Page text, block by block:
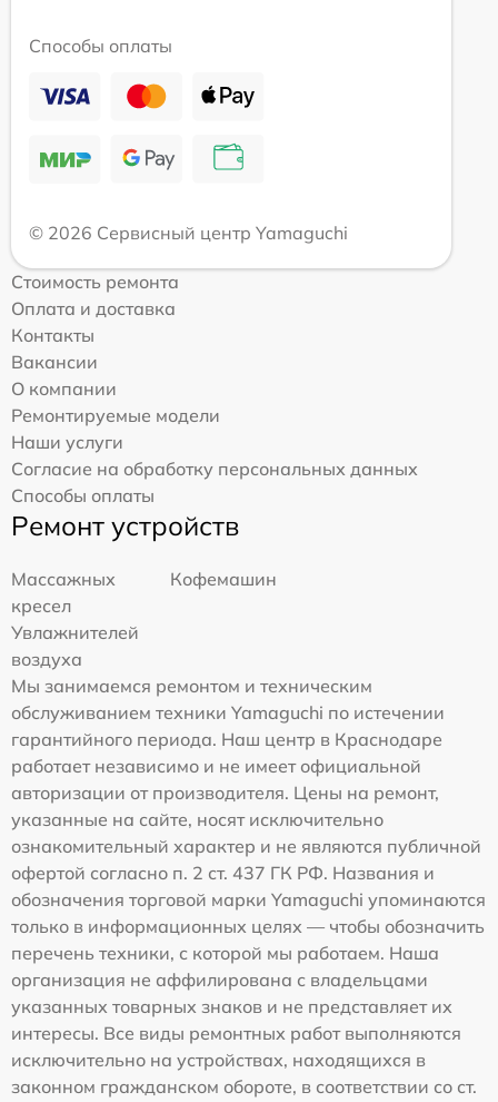
Способы оплаты
© 2026 Сервисный центр Yamaguchi
Стоимость ремонта
Оплата и доставка
Контакты
Вакансии
О компании
Ремонтируемые модели
Наши услуги
Согласие на обработку персональных данных
Способы оплаты
Ремонт устройств
Массажных
кресел
Кофемашин
Увлажнителей
воздуха
Мы занимаемся ремонтом и техническим
обслуживанием техники Yamaguchi по истечении
гарантийного периода. Наш центр в Краснодаре
работает независимо и не имеет официальной
авторизации от производителя. Цены на ремонт,
указанные на сайте, носят исключительно
ознакомительный характер и не являются публичной
офертой согласно п. 2 ст. 437 ГК РФ. Названия и
обозначения торговой марки Yamaguchi упоминаются
только в информационных целях — чтобы обозначить
перечень техники, с которой мы работаем. Наша
организация не аффилирована с владельцами
указанных товарных знаков и не представляет их
интересы. Все виды ремонтных работ выполняются
исключительно на устройствах, находящихся в
законном гражданском обороте, в соответствии со ст.